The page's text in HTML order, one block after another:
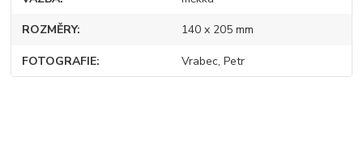
ROZMĚRY 140 x 205 mm
FOTOGRAFIE Vrabec, Petr